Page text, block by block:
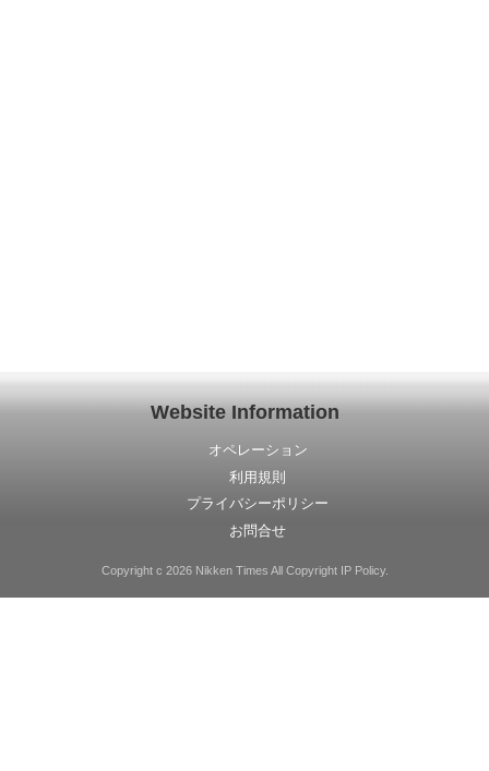
Website Information
オペレーション
利用規則
プライバシーポリシー
お問合せ
Copyright c 2026 Nikken Times All Copyright IP Policy.